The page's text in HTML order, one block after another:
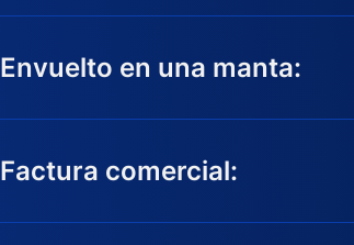
Envuelto en una manta:
Factura comercial: